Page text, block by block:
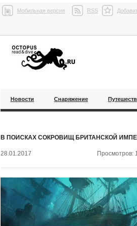
Мобильная версия RSS
Новости Снаряжение
В ПОИСКАХ СОКРОВИЩ БРИТАНСКОЙ
28.01.2017 Просмотров: